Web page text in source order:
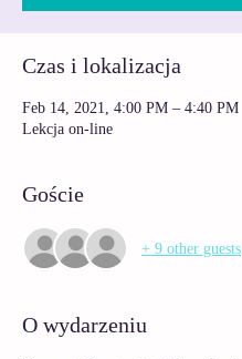
Czas i lokalizacja
Feb 14, 2021, 4:00 PM – 4:40 PM
Lekcja on-line
Goście
+ 9 other guests
O wydarzeniu